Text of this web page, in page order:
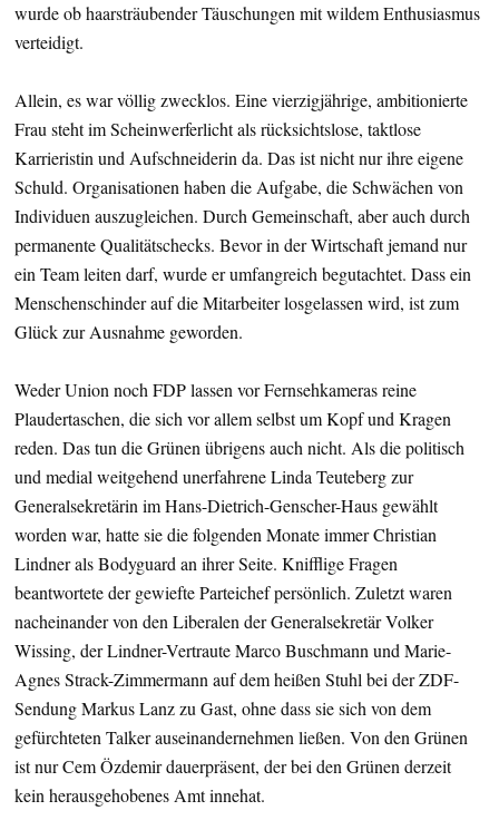
wurde ob haarsträubender Täuschungen mit wildem Enthusiasmus
verteidigt.
Allein, es war völlig zwecklos. Eine vierzigjährige, ambitionierte
Frau steht im Scheinwerferlicht als rücksichtslose, taktlose
Karrieristin und Aufschneiderin da. Das ist nicht nur ihre eigene
Schuld. Organisationen haben die Aufgabe, die Schwächen von
Individuen auszugleichen. Durch Gemeinschaft, aber auch durch
permanente Qualitätschecks. Bevor in der Wirtschaft jemand nur
ein Team leiten darf, wurde er umfangreich begutachtet. Dass ein
Menschenschinder auf die Mitarbeiter losgelassen wird, ist zum
Glück zur Ausnahme geworden.
Weder Union noch FDP lassen vor Fernsehkameras reine
Plaudertaschen, die sich vor allem selbst um Kopf und Kragen
reden. Das tun die Grünen übrigens auch nicht. Als die politisch
und medial weitgehend unerfahrene Linda Teuteberg zur
Generalsekretärin im Hans-Dietrich-Genscher-Haus gewählt
worden war, hatte sie die folgenden Monate immer Christian
Lindner als Bodyguard an ihrer Seite. Knifflige Fragen
beantwortete der gewiefte Parteichef persönlich. Zuletzt waren
nacheinander von den Liberalen der Generalsekretär Volker
Wissing, der Lindner-Vertraute Marco Buschmann und Marie-
Agnes Strack-Zimmermann auf dem heißen Stuhl bei der ZDF-
Sendung Markus Lanz zu Gast, ohne dass sie sich von dem
gefürchteten Talker auseinandernehmen ließen. Von den Grünen
ist nur Cem Özdemir dauerpräsent, der bei den Grünen derzeit
kein herausgehobenes Amt innehat.